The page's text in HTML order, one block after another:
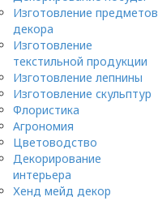
Изготовление предметов
декора
Изготовление
текстильной продукции
Изготовление лепнины
Изготовление скульптур
Флористика
Агрономия
Цветоводство
Декорирование
интерьера
Хенд мейд декор